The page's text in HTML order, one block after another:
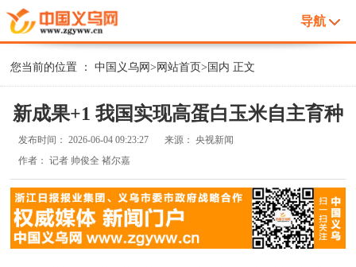
导航
您当前的位置 ：中国义乌网> 网站首页> 国内 正文
新成果+1 我国实现高蛋白玉米自主育种
发布时间：2026-06-04 09:23:27 来源：央视新闻
作者：记者 帅俊全 褚尔嘉